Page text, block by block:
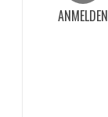
ANMELDEN